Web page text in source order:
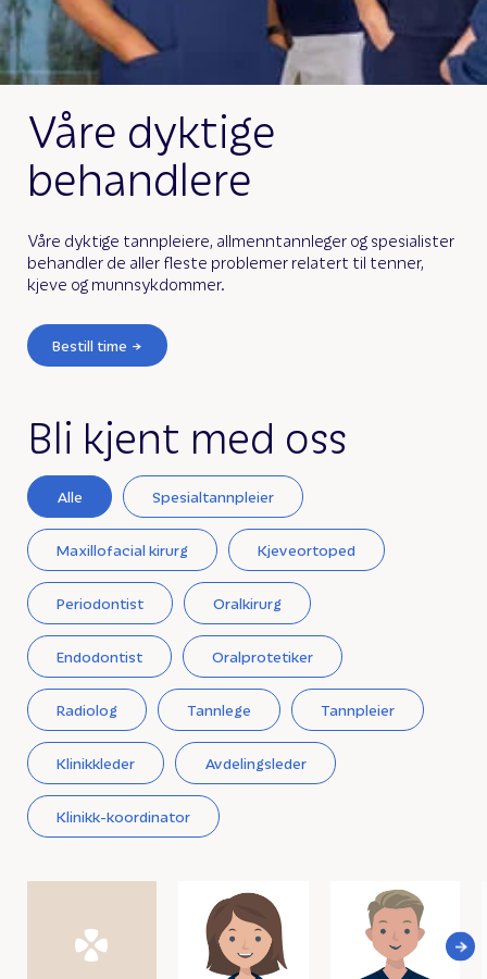
Våre dyktige
behandlere
Våre dyktige tannpleiere, allmenntannleger og spesialister
behandler de aller fleste problemer relatert til tenner,
kjeve og munnsykdommer.
Bestill time
Bli kjent med oss
Alle Spesialtannpleier
Maxillofacial kirurg Kjeveortoped
Periodontist Oralkirurg
Endodontist Oralprotetiker
Radiolog Tannlege Tannpleier
Klinikkleder Avdelingsleder
Klinikk-koordinator